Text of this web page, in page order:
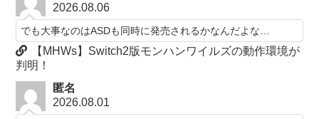
2026.08.06
でも大事なのはASDも同時に発売されるかなんだよな…
【MHWs】Switch2版モンハンワイルズの動作環境が
判明！
匿名
2026.08.01